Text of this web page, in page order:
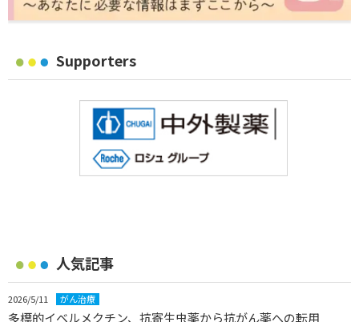
Supporters
人気記事
2026/5/11 がん治療
多標的イベルメクチン、抗寄生虫薬から抗がん薬への転用